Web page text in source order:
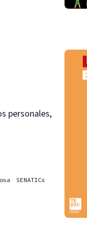
personales,
SENATICs